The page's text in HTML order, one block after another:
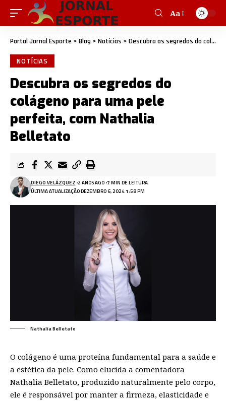
Aa
Portal Jornal Esporte > Blog > Notícias > Descubra os segredos do colágeno para uma pele perfeita, com Nathalia Belletato
NOTÍCIAS
Descubra os segredos do
colágeno para uma pele
perfeita, com Nathalia
Belletato
ÚLTIMA ATUALIZAÇÃO DEZEMBRO 6, 2024 1:58 PM
DIEGO VELÁZQUEZ 2 ANOS AGO 7 MIN DE LEITURA
Nathalia Belletato
O colágeno é uma proteína fundamental para a saúde e
a estética da pele. Como elucida a comentadora
Nathalia Belletato, produzido naturalmente pelo corpo,
ele é responsável por manter a firmeza, elasticidade e